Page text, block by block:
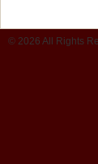
© 2026 All Rights